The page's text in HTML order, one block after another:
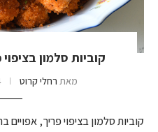
קוביות סלמון
מאת רחלי קרוט
קוביות סלמון בציפוי פריך,